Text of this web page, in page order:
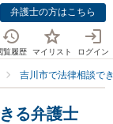
弁護士の方はこちら
覧履歴 マイリスト ログイン
吉川市で法律相談で
る弁護士